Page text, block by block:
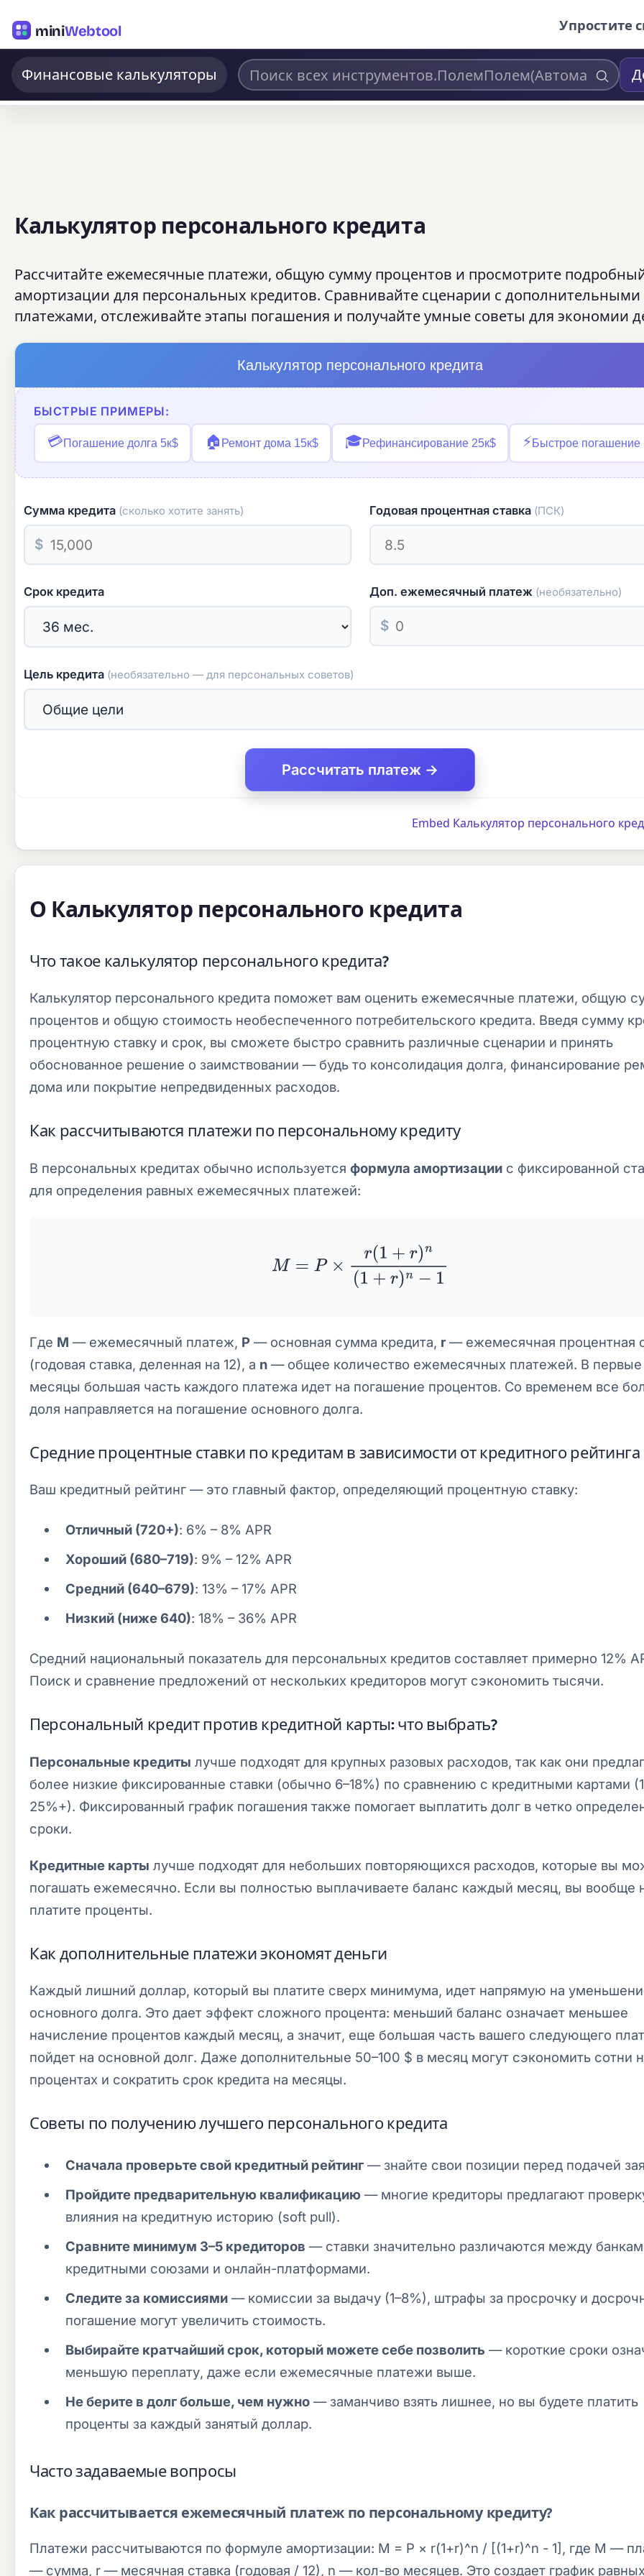
miniWebtool Упростите
Финансовые калькуляторы
Калькулятор персонального кредита
Рассчитайте ежемесячные платежи, общую сумму процентов и просмотрите
амортизации для персональных кредитов. Сравнивайте сценарии с дополнительными
платежами, отслеживайте этапы погашения и получайте умные советы для экономии
Калькулятор персонального кредита
БЫСТРЫЕ ПРИМЕРЫ:
💳Погашение долга 5к$ 🏠 Ремонт дома 15к$ 🎓Рефинансирование 25к$ ⚡Быстрое погашение
Сумма кредита (сколько хотите занять)
$
Годовая процентная ставка (ПСК)
Срок кредита Доп. ежемесячный платеж (необязательно)
$
Цель кредита (необязательно — для персональных советов)
Рассчитать платеж →
Embed Калькулятор персонального
О Калькулятор персонального кредита
Что такое калькулятор персонального кредита?
Калькулятор персонального кредита поможет вам оценить ежемесячные платежи, общую
процентов и общую стоимость необеспеченного потребительского кредита. Введя сумму
процентную ставку и срок, вы сможете быстро сравнить различные сценарии и принять
обоснованное решение о заимствовании — будь то консолидация долга, финансирование
дома или покрытие непредвиденных расходов.
Как рассчитываются платежи по персональному кредиту
В персональных кредитах обычно используется формула амортизации с фиксированной
для определения равных ежемесячных платежей:
M P× )n(1 +r) n−1
Где M — ежемесячный платеж, P — основная сумма кредита, r— ежемесячная процентная
(годовая ставка, деленная на 12), а n — общее количество ежемесячных платежей. В первые
месяцы большая часть каждого платежа идет на погашение процентов. Со временем все
доля направляется на погашение основного долга.
Средние процентные ставки по кредитам в зависимости от кредитного рейтинга
Ваш кредитный рейтинг — это главный фактор, определяющий процентную ставку:
Отличный (720+): 6% – 8% APR
Хороший (680–719): 9% – 12% APR
Средний (640–679): 13% – 17% APR
Низкий (ниже 640): 18% – 36% APR
Средний национальный показатель для персональных кредитов составляет примерно 12%
Поиск и сравнение предложений от нескольких кредиторов могут сэкономить тысячи.
Персональный кредит против кредитной карты: что выбрать?
Персональные кредиты лучше подходят для крупных разовых расходов, так как они
более низкие фиксированные ставки (обычно 6–18%) по сравнению с кредитными картами
25%+). Фиксированный график погашения также помогает выплатить долг в четко
сроки.
Кредитные карты лучше подходят для небольших повторяющихся расходов, которые вы
погашать ежемесячно. Если вы полностью выплачиваете баланс каждый месяц, вы вообще
платите проценты.
Как дополнительные платежи экономят деньги
Каждый лишний доллар, который вы платите сверх минимума, идет напрямую на
основного долга. Это дает эффект сложного процента: меньший баланс означает меньшее
начисление процентов каждый месяц, а значит, еще большая часть вашего следующего
пойдет на основной долг. Даже дополнительные 50–100 $ в месяц могут сэкономить сотни
процентах и сократить срок кредита на месяцы.
Советы по получению лучшего персонального кредита
Сначала проверьте свой кредитный рейтинг — знайте свои позиции перед подачей
Пройдите предварительную квалификацию — многие кредиторы предлагают
влияния на кредитную историю (soft pull).
Сравните минимум 3–5 кредиторов — ставки значительно различаются между
кредитными союзами и онлайн-платформами.
Следите за комиссиями — комиссии за выдачу (1–8%), штрафы за просрочку и
погашение могут увеличить стоимость.
Выбирайте кратчайший срок, который можете себе позволить — короткие сроки
меньшую переплату, даже если ежемесячные платежи выше.
Не берите в долг больше, чем нужно — заманчиво взять лишнее, но вы будете платить
проценты за каждый занятый доллар.
Часто задаваемые вопросы
Как рассчитывается ежемесячный платеж по персональному кредиту?
Платежи рассчитываются по формуле амортизации: M = P × r(1+r)^n / [(1+r)^n - 1], где M —
— сумма, r — месячная ставка (годовая / 12), n — кол-во месяцев. Это создает график равных